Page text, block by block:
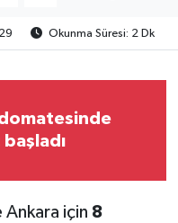
Okunma Süresi: 2 Dk
başladı
Ankara için 8